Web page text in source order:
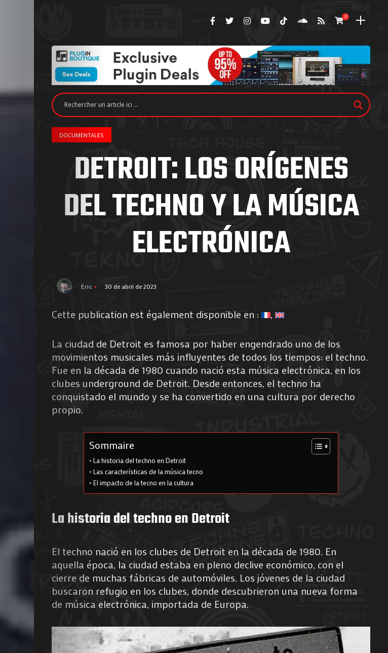
0
DOCUMENTALES
DETROIT: LOS ORÍGENES
DEL TECHNO Y LA MÚSICA
ELECTRÓNICA
Eric 30 de abril de 2023
Cette publication est également disponible en :
La ciudad de Detroit es famosa por haber engendrado uno de los
movimientos musicales más influyentes de todos los tiempos: el techno.
Fue en la década de 1980 cuando nació esta música electrónica, en los
clubes underground de Detroit. Desde entonces, el techno ha
conquistado el mundo y se ha convertido en una cultura por derecho
propio.
Sommaire
La historia del techno en Detroit
Las características de la música tecno
El impacto de la tecno en la cultura
La historia del techno en Detroit
El techno nació en los clubes de Detroit en la década de 1980. En
aquella época, la ciudad estaba en pleno declive económico, con el
cierre de muchas fábricas de automóviles. Los jóvenes de la ciudad
buscaron refugio en los clubes, donde descubrieron una nueva forma
de música electrónica, importada de Europa.